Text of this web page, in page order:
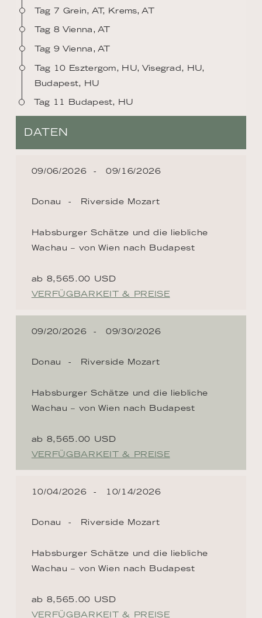
Tag 7 Grein, AT, Krems, AT
Tag 8 Vienna, AT
Tag 9 Vienna, AT
Tag 10 Esztergom, HU, Visegrad, HU,
Budapest, HU
Tag 11 Budapest, HU
DATEN
09/06/2026 09/16/2026
Donau Riverside Mozart
Habsburger Schätze und die liebliche
Wachau – von Wien nach Budapest
ab 8,565.00 USD
VERFÜGBARKEIT & PREISE
09/20/2026 09/30/2026
Donau Riverside Mozart
Habsburger Schätze und die liebliche
Wachau – von Wien nach Budapest
ab 8,565.00 USD
VERFÜGBARKEIT & PREISE
10/04/2026 10/14/2026
Donau Riverside Mozart
Habsburger Schätze und die liebliche
Wachau – von Wien nach Budapest
ab 8,565.00 USD
VERFÜGBARKEIT & PREISE